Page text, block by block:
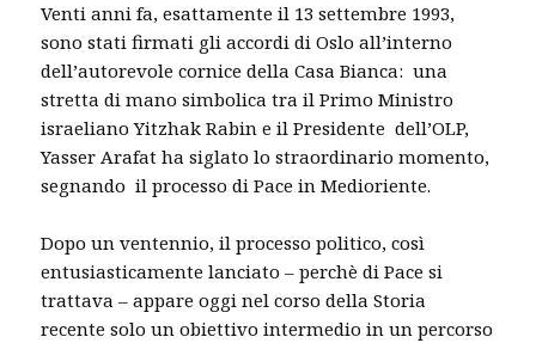
Venti anni fa, esattamente il 13 settembre 1993,
sono stati firmati gli accordi di Oslo all’interno
dell’autorevole cornice della Casa Bianca: una
stretta di mano simbolica tra il Primo Ministro
israeliano Yitzhak Rabin e il Presidente dell’OLP,
Yasser Arafat ha siglato lo straordinario momento,
segnando il processo di Pace in Medioriente.
Dopo un ventennio, il processo politico, così
entusiasticamente lanciato – perchè di Pace si
trattava – appare oggi nel corso della Storia
recente solo un obiettivo intermedio in un percorso